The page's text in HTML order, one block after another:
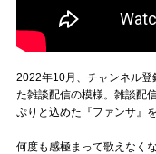
2022年10月、チャンネル
た雑談配信の模様。雑談配
ぷりと込めた『ファンサ』
何度も感極まって歌えなく